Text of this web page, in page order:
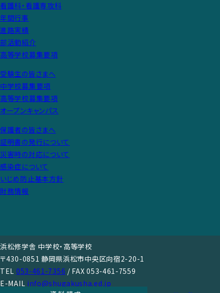
看護科・看護専攻科
年間行事
進路実績
部活動紹介
高等学校募集要項
受験生の皆さまへ
中学校募集要項
高等学校募集要項
オープンキャンパス
保護者の皆さまへ
証明書の発行について
災害時の対応について
感染症について
いじめ防止基本方針
財務情報
浜松修学舎 中学校・高等学校
〒430-0851 静岡県浜松市中央区向宿2-20-1
TEL 053-461-7356 / FAX 053-461-7559
E-MAIL info@shugakusha.ed.jp